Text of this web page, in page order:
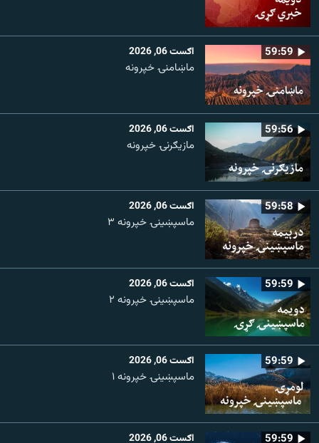
59:59 اګست 06, 2026
ماښامنۍ خپرونه
59:56 اګست 06, 2026
مازیګرنۍ خپرونه
59:58 اګست 06, 2026
ماسپښینۍ خپرونه ۳
59:59 اګست 06, 2026
ماسپښينۍ خپرونه ۲
59:59 اګست 06, 2026
ماسپښينۍ خپرونه ۱
59:59 اګست 06, 2026